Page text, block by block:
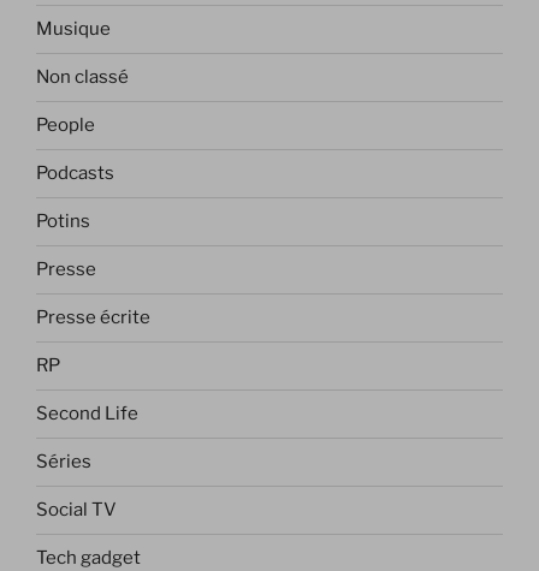
Musique
Non classé
People
Podcasts
Potins
Presse
Presse écrite
RP
Second Life
Séries
Social TV
Tech gadget